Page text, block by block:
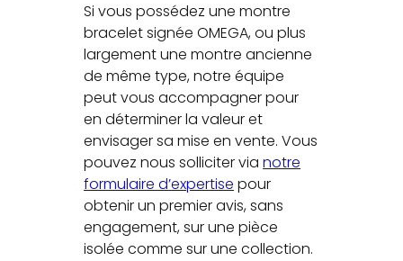
Si vous possédez une montre
bracelet signée OMEGA, ou plus
largement une montre ancienne
de même type, notre équipe
peut vous accompagner pour
en déterminer la valeur et
envisager sa mise en vente. Vous
pouvez nous solliciter vianotre
formulaire d’expertise pour
obtenir un premier avis, sans
engagement, sur une pièce
isolée comme sur une collection.